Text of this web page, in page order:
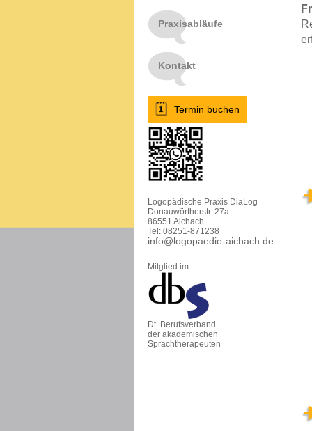
Praxisabläufe
Kontakt
Termin buchen
Logopädische Praxis DiaLog
Donauwörtherstr. 27a
86551 Aichach
Tel: 08251-871238
info@logopaedie-aichach.de
Mitglied im
Dt. Berufsverband
der akadem­ischen
Sprachtherapeuten